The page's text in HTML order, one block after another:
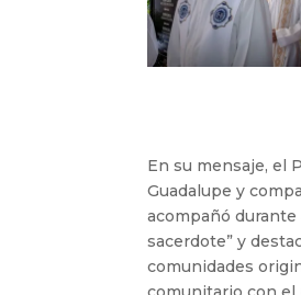
En su mensaje, el
Guadalupe y
acompañó
sacerdote” y
comunidades